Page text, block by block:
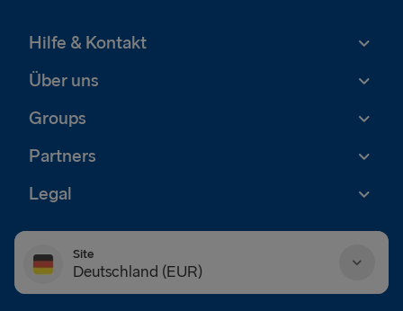
Hilfe & Kontakt
Über uns
Groups
Partners
Legal
Site
Deutschland (EUR)